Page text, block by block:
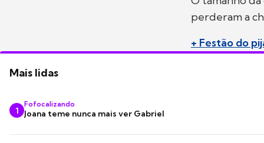
perderam a
+ Festão do
Mais lidas
1
Fofocalizando
Joana teme nunca mais ver Gabriel